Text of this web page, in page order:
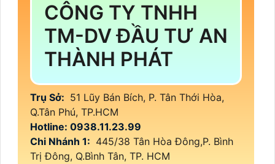
CÔNG TY TNHH
TM-DV ĐẦU TƯ AN
THÀNH PHÁT
Trụ Sở: 51 Lũy Bán Bích, P. Tân Thới Hòa,
Q.Tân Phú, TP.HCM
Hotline: 0938.11.23.99
Chi Nhánh 1: 445/38 Tân Hòa Đông,P. Bình
Trị Đông, Q.Bình Tân, TP. HCM